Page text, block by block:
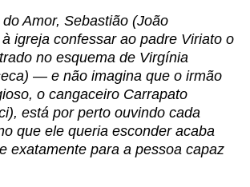
Amor, Sebastião (João
igreja confessar ao padre Viriato o
no esquema de Virgínia
— e não imagina que o irmão
o cangaceiro Carrapato
está por perto ouvindo cada
que ele queria esconder acaba
exatamente para a pessoa capaz